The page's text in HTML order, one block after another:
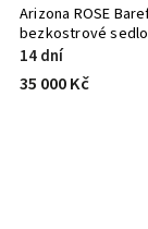
Missoula NUT
bezkostrové sedlo
14 dní
39 000 Kč